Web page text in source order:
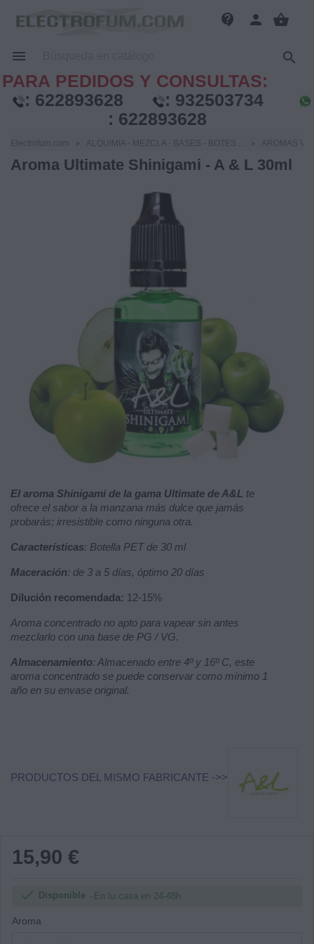
contact_support person shopping_basket
 
PARA PEDIDOS Y CONSULTAS:
: 622893628 : 932503734
: 622893628
Electrofum.com ALQUIMIA - MEZCLA - BASES - BOTES ... AROMAS
Aroma Ultimate Shinigami - A & L 30ml
El aroma Shinigami de la gama Ultimate de A&L te
ofrece el sabor a la manzana más dulce que jamás
probarás; irresistible como ninguna otra.
Características: Botella PET de 30 ml
Maceración: de 3 a 5 días, óptimo 20 días
Dilución recomendada: 12-15%
Aroma concentrado no apto para vapear sin antes
mezclarlo con una base de PG / VG.
Almacenamiento: Almacenado entre 4º y 16º C, este
aroma concentrado se puede conservar como mínimo 1
año en su envase original.
PRODUCTOS DEL MISMO FABRICANTE ->>
15,90 €
 Disponible En tu casa en 24-48h
Aroma